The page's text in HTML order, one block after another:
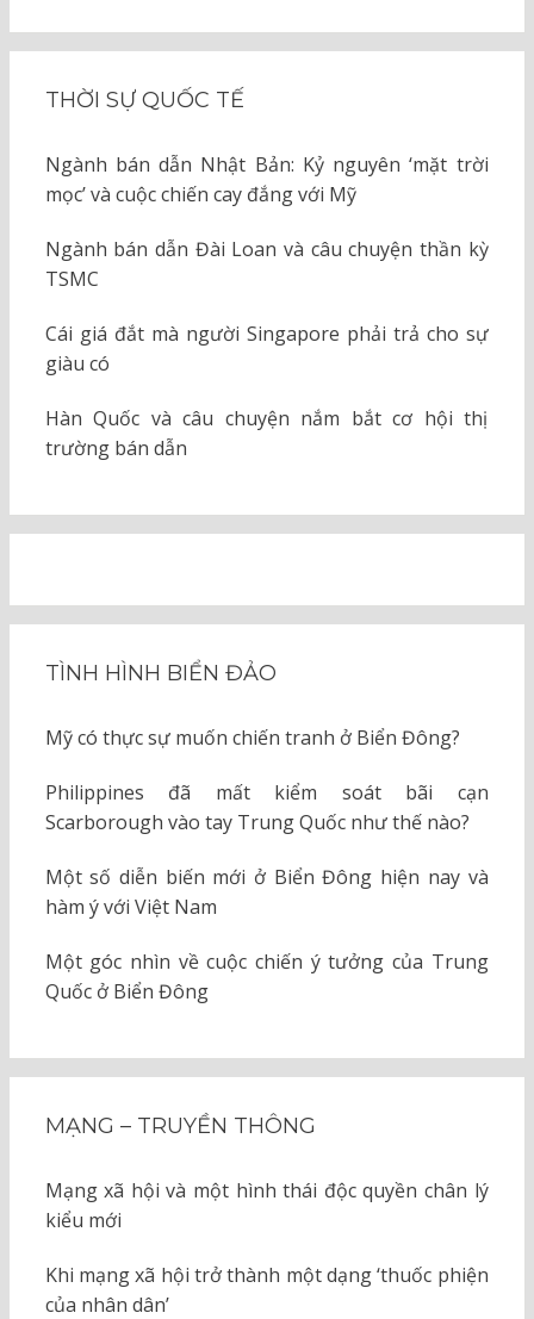
THỜI SỰ QUỐC TẾ
Ngành bán dẫn Nhật Bản: Kỷ nguyên ‘mặt trời
mọc’ và cuộc chiến cay đắng với Mỹ
Ngành bán dẫn Đài Loan và câu chuyện thần kỳ
TSMC
Cái giá đắt mà người Singapore phải trả cho sự
giàu có
Hàn Quốc và câu chuyện nắm bắt cơ hội thị
trường bán dẫn
TÌNH HÌNH BIỂN ĐẢO
Mỹ có thực sự muốn chiến tranh ở Biển Đông?
Philippines đã mất kiểm soát bãi cạn
Scarborough vào tay Trung Quốc như thế nào?
Một số diễn biến mới ở Biển Đông hiện nay và
hàm ý với Việt Nam
Một góc nhìn về cuộc chiến ý tưởng của Trung
Quốc ở Biển Đông
MẠNG – TRUYỀN THÔNG
Mạng xã hội và một hình thái độc quyền chân lý
kiểu mới
Khi mạng xã hội trở thành một dạng ‘thuốc phiện
của nhân dân’